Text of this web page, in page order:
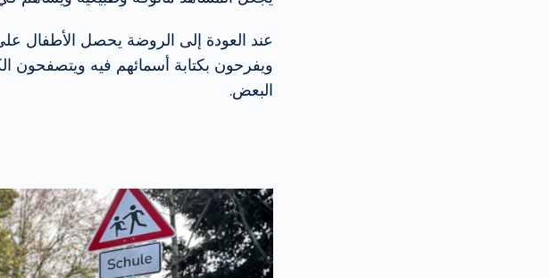
عند العودة إلى الروضة يحصل الأطفال
ويفرحون بكتابة أسمائهم فيه ويتصفحون
البعض.